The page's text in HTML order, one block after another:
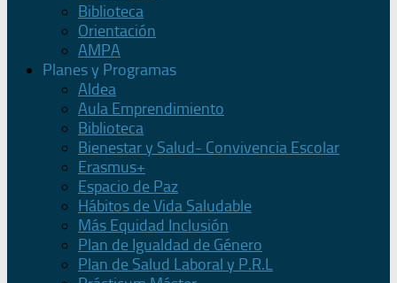
Biblioteca
Orientación
AMPA
Planes y Programas
Aldea
Aula Emprendimiento
Biblioteca
Bienestar y Salud- Convivencia Escolar
Erasmus+
Espacio de Paz
Hábitos de Vida Saludable
Más Equidad Inclusión
Plan de Igualdad de Género
Plan de Salud Laboral y P.R.L